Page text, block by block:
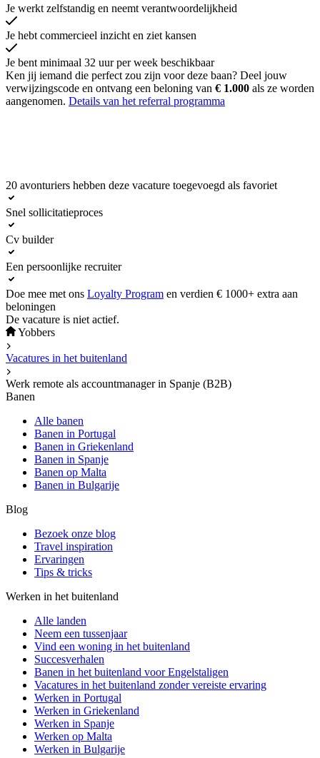
Je werkt zelfstandig en neemt verantwoordelijkheid
Je hebt commercieel inzicht en ziet kansen
Je bent minimaal 32 uur per week beschikbaar
Ken jij iemand die perfect zou zijn voor deze baan? Deel jouw
verwijzingscode en ontvang een beloning van € 1.000 als ze worden
aangenomen. Details van het referral programma
Solliciteer nu
20 avonturiers hebben deze vacature toegevoegd als favoriet
Snel sollicitatieproces
Cv builder
Een persoonlijke recruiter
Doe mee met ons Loyalty Program en verdien € 1000+ extra aan
beloningen
De vacature is niet actief.
Yobbers
Vacatures in het buitenland
Werk remote als accountmanager in Spanje (B2B)
Banen
Alle banen
Banen in Portugal
Banen in Griekenland
Banen in Spanje
Banen op Malta
Banen in Bulgarije
Blog
Bezoek onze blog
Travel inspiration
Ervaringen
Tips & tricks
Werken in het buitenland
Alle landen
Neem een ​​tussenjaar
Vind een woning in het buitenland
Succesverhalen
Banen in het buitenland voor Engelstaligen
Vacatures in het buitenland zonder vereiste ervaring
Werken in Portugal
Werken in Griekenland
Werken in Spanje
Werken op Malta
Werken in Bulgarije